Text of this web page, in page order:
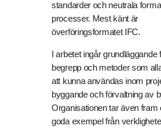
standarder och neutrala
processer. Mest känt är
överföringsformatet IFC.
I arbetet ingår grundläggande
begrepp och metoder som
att kunna användas inom
byggande och förvaltning av
Organisationen tar även fram
goda exempel från